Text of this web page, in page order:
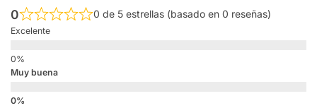
0 0 de 5 estrellas (basado en 0 reseñas)
Excelente
Muy buena